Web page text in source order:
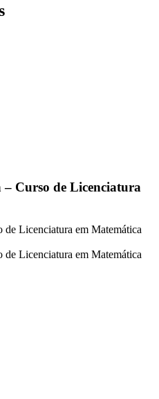
Curso de Licenciatura
Licenciatura em Matemática
Licenciatura em Matemática